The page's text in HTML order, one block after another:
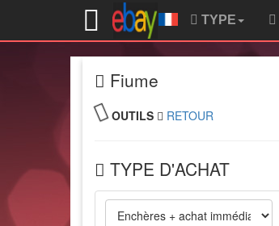
TYPE
Fiume
OUTILS RETOUR
TYPE D'ACHAT